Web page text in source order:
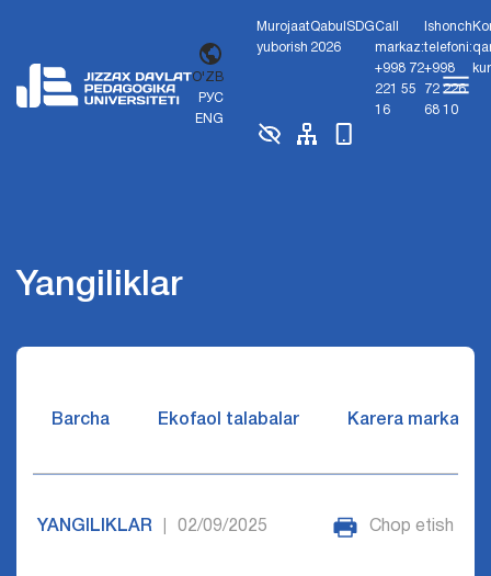
O'ZB
РУС
ENG
Murojaat
yuborish
Qabul
2026
SDGCall
markaz:
+998 72
221 55
16
Ishonch
telefoni:
+998
72 226
68 10
Yangiliklar
Barcha Ekofaol talabalar Karera markazi
YANGILIKLAR 02/09/2025 Chop etish